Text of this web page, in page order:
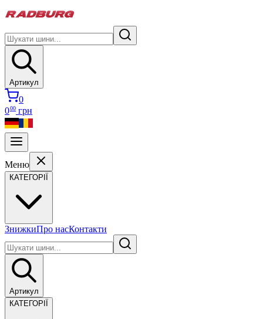
Артикул
0
000 грн
Меню
КАТЕГОРІЇ
ЗнижкиПро насКонтакти
Артикул
КАТЕГОРІЇ